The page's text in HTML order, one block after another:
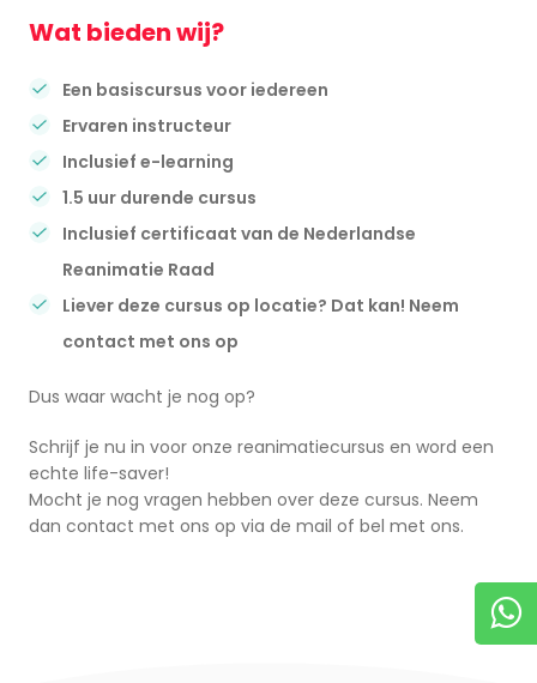
Wat bieden wij?
Een basiscursus voor iedereen
Ervaren instructeur
Inclusief e-learning
1.5 uur durende cursus
Inclusief certificaat van de Nederlandse
Reanimatie Raad
Liever deze cursus op locatie? Dat kan! Neem
contact met ons op
Dus waar wacht je nog op?
Schrijf je nu in voor onze reanimatiecursus en word een
echte life-saver!
Mocht je nog vragen hebben over deze cursus. Neem
dan contact met ons op via de mail of bel met ons.